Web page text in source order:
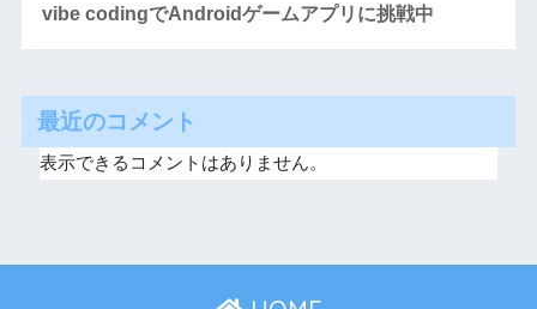
vibe codingでAndroidゲームアプリに挑戦中
最近のコメント
表示できるコメントはありません。